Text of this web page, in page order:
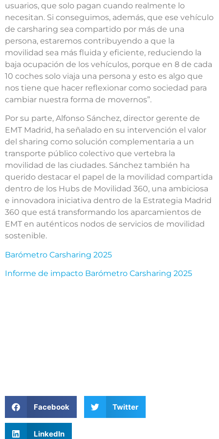
usuarios, que solo pagan cuando realmente lo
necesitan. Si conseguimos, además, que ese vehículo
de carsharing sea compartido por más de una
persona, estaremos contribuyendo a que la
movilidad sea más fluida y eficiente, reduciendo la
baja ocupación de los vehículos, porque en 8 de cada
10 coches solo viaja una persona y esto es algo que
nos tiene que hacer reflexionar como sociedad para
cambiar nuestra forma de movernos”.
Por su parte, Alfonso Sánchez, director gerente de
EMT Madrid, ha señalado en su intervención el valor
del sharing como solución complementaria a un
transporte público colectivo que vertebra la
movilidad de las ciudades. Sánchez también ha
querido destacar el papel de la movilidad compartida
dentro de los Hubs de Movilidad 360, una ambiciosa
e innovadora iniciativa dentro de la Estrategia Madrid
360 que está transformando los aparcamientos de
EMT en auténticos nodos de servicios de movilidad
sostenible.
Barómetro Carsharing 2025
Informe de impacto Barómetro Carsharing 2025
Facebook Twitter
LinkedIn